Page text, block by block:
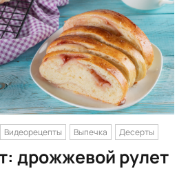
Видеорецепты Выпечка Десерты
дрожжевой рулет